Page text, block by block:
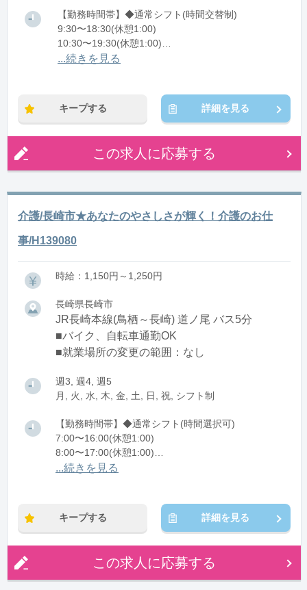
【勤務時間帯】◆通常シフト(時間交替制)
9:30〜18:30(休憩1:00)
10:30〜19:30(休憩1:00)
11:30〜20:30(休憩1:00)
...続きを見る
キープする 詳細を見る
この求人に応募する
介護/長崎市★あなたのやさしさが輝く！介護のお仕
事/H139080
時給：1,150円～1,250円
長崎県長崎市
JR長崎本線(鳥栖～長崎) 道ノ尾 バス5分
■バイク、自転車通勤OK
■就業場所の変更の範囲：なし
週3, 週4, 週5
月, 火, 水, 木, 金, 土, 日, 祝, シフト制
【勤務時間帯】◆通常シフト(時間選択可)
7:00〜16:00(休憩1:00)
8:00〜17:00(休憩1:00)
12:00〜21:00(休憩1:00)
...続きを見る
キープする 詳細を見る
この求人に応募する